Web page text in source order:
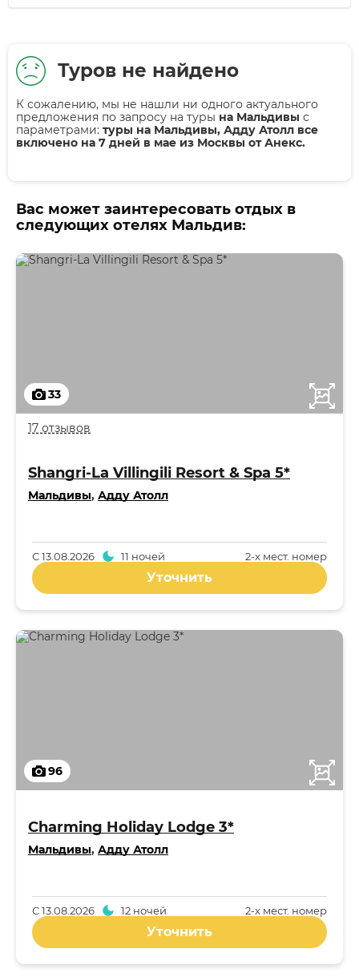
Туров не найдено
К сожалению, мы не нашли ни одного актуального
предложения по запросу на туры на Мальдивы с
параметрами: туры на Мальдивы, Адду Атолл все
включено на 7 дней в мае из Москвы от Анекс.
Вас может заинтересовать отдых в
следующих отелях Мальдив:
33
17 отзывов
Shangri-La Villingili Resort & Spa 5*
Мальдивы, Адду Атолл
2-x мест. номер
С13.08.2026 11 ночей
Уточнить
96
Charming Holiday Lodge 3*
Мальдивы, Адду Атолл
2-x мест. номер
С13.08.2026 12 ночей
Уточнить